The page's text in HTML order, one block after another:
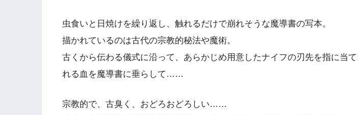
虫食いと日焼けを繰り返し、触れるだけで崩れそうな魔導書の写本。
描かれているのは古代の宗教的秘法や魔術。
古くから伝わる儀式に沿って、あらかじめ用意したナイフの刃先を指に当
れる血を魔導書に垂らして……
宗教的で、古臭く、おどろおどろしい……